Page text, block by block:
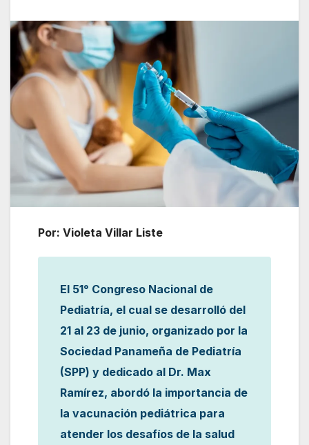
Por: Violeta Villar Liste
El 51° Congreso Nacional de
Pediatría, el cual se desarrolló del
21 al 23 de junio, organizado por la
Sociedad Panameña de Pediatría
(SPP) y dedicado al Dr. Max
Ramírez, abordó la importancia de
la vacunación pediátrica para
atender los desafíos de la salud